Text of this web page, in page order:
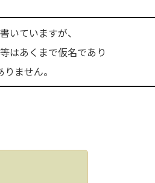
いていますが、
はあくまで仮名であり
ません。